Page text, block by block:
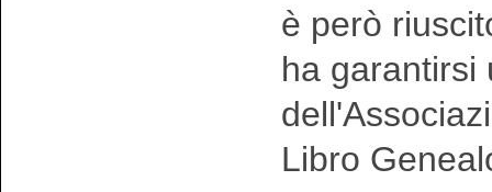
è però
ha garantirsi
Libro